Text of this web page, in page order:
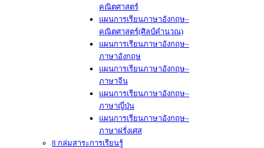
คณิตศาสตร์
แผนการเรียนภาษาอังกฤษ–
คณิตศาสตร์(ศิลป์คำนวณ)
แผนการเรียนภาษาอังกฤษ–
ภาษาอังกฤษ
แผนการเรียนภาษาอังกฤษ–
ภาษาจีน
แผนการเรียนภาษาอังกฤษ–
ภาษาญี่ปุ่น
แผนการเรียนภาษาอังกฤษ–
ภาษาฝรั่งเศส
8 กล่มสาระการเรียนรู้